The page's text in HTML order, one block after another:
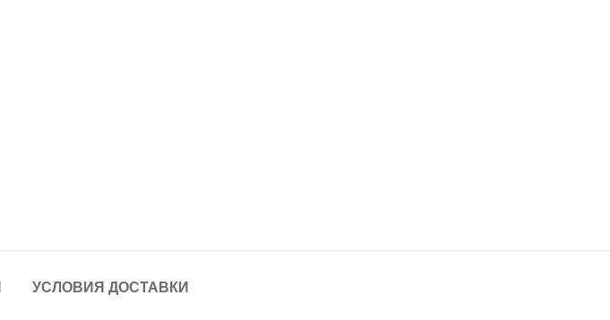
УСЛОВИЯ ДОСТАВКИ